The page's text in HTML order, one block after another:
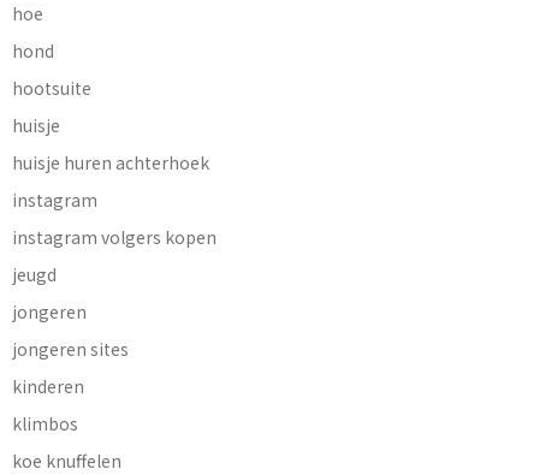
hoe
hond
hootsuite
huisje
huisje huren achterhoek
instagram
instagram volgers kopen
jeugd
jongeren
jongeren sites
kinderen
klimbos
koe knuffelen